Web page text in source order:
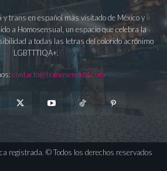
y trans en español más visitado de México y
a Homosensual, un espacio que celebra la
a todas las letras del colorido acrónimo
LGBTTTIQA+.
contacto@homosensual.com
registrada. © Todos los derechos reservados